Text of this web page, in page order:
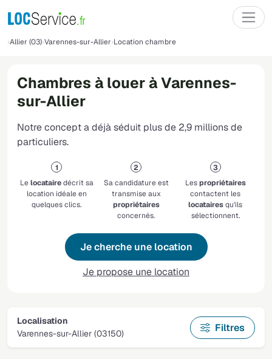
Allier (03) Varennes-sur-Allier Location chambre
Chambres à louer à Varennes-
sur-Allier
Notre concept a déjà séduit plus de 2,9 millions de
particuliers.
Lelocatairedécrit sa
location idéale en
quelques clics.
Sa candidature est
transmise aux
propriétaires
concernés.
Lespropriétaires
contactent les
locatairesqu'ils
sélectionnent.
Je cherche une location
Je propose une location
Localisation
Varennes-sur-Allier (03150)
Filtres